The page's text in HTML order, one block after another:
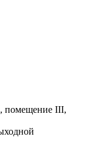
помещение III,